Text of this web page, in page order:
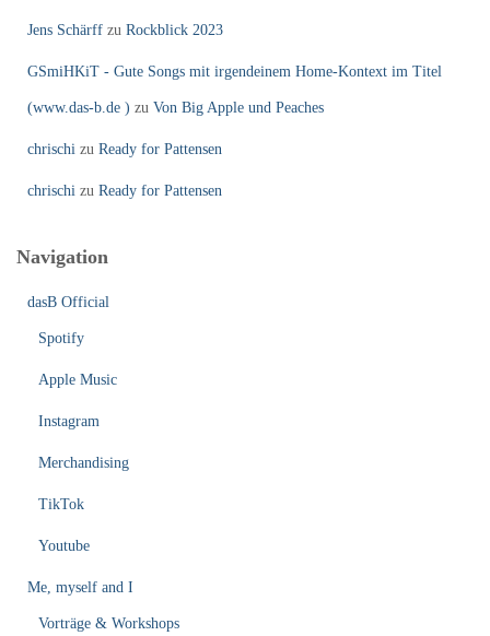
Jens Schärff zu Rockblick 2023
GSmiHKiT - Gute Songs mit irgendeinem Home-Kontext im Titel
(www.das-b.de ) zu Von Big Apple und Peaches
chrischi zu Ready for Pattensen
chrischi zu Ready for Pattensen
Navigation
dasB Official
Spotify
Apple Music
Instagram
Merchandising
TikTok
Youtube
Me, myself and I
Vorträge & Workshops